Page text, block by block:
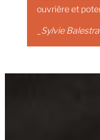
ouvrière et
_Sylvie Balestra